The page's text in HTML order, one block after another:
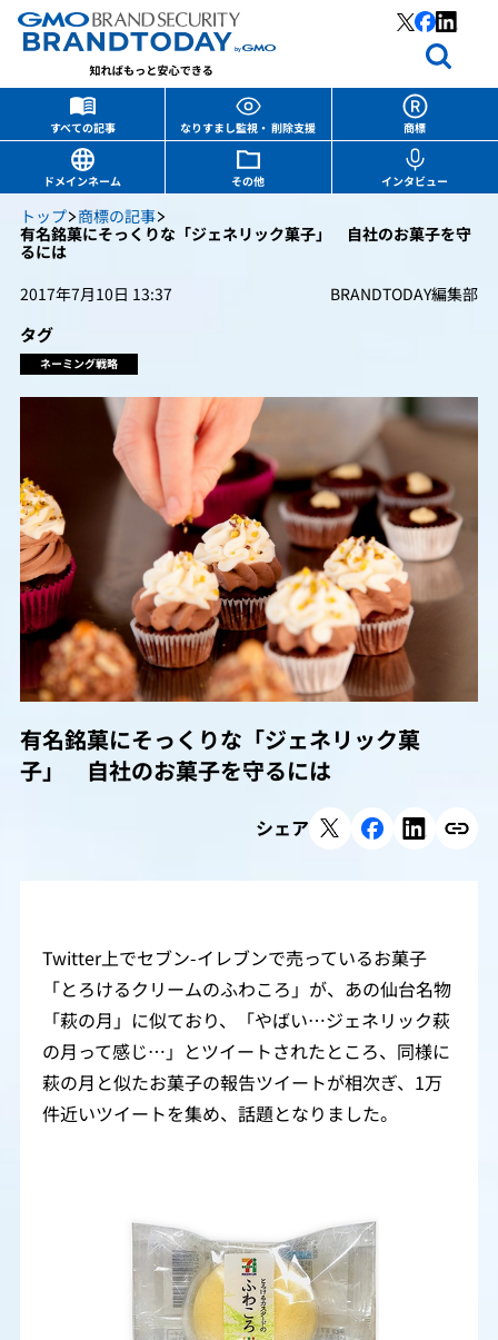
すべての記事 なりすまし監視・ 削除支援
商標
ドメインネーム
その他 インタビュー
トップ 商標の記事
有名銘菓にそっくりな「ジェネリック菓子」 自社のお菓子を守
るには
2017年7月10日 13:37
BRANDTODAY編集部
タグ
ネーミング戦略
有名銘菓にそっくりな「ジェネリック菓
子」 自社のお菓子を守るには
シェア
Twitter上でセブン-イレブンで売っているお菓子
「とろけるクリームのふわころ」が、あの仙台名物
「萩の月」に似ており、「やばい…ジェネリック萩
の月って感じ…」とツイートされたところ、同様に
萩の月と似たお菓子の報告ツイートが相次ぎ、1万
件近いツイートを集め、話題となりました。